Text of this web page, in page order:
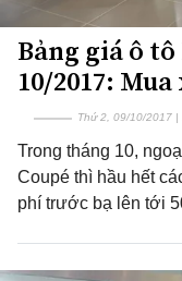
Bảng giá ô
10/2017:
Thứ 2, 09/10/2017 |
Trong tháng 10,
Coupé thì hầu hết
phí trước bạ lên tới